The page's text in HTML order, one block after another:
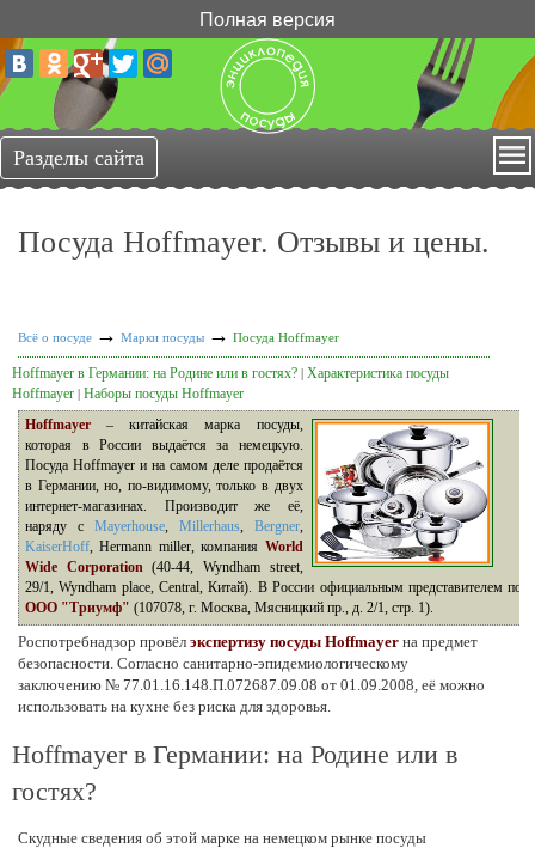
Полная версия
Посуда Hoffmayer. Отзывы и цены.
Всё о посуде → Марки посуды → Посуда Hoffmayer
Hoffmayer в Германии: на Родине или в гостях? | Характеристика посуды
Hoffmayer | Наборы посуды Hoffmayer
Hoffmayer – китайская марка посуды,
которая в России выдаётся за немецкую.
Посуда Hoffmayer и на самом деле продаётся
в Германии, но, по-видимому, только в двух
интернет-магазинах. Производит же её,
наряду с Mayerhouse, Millerhaus, Bergner,
KaiserHoff, Hermann miller, компания World
Wide Corporation(40-44, Wyndham street,
29/1, Wyndham place, Central, Китай). В России официальным представителем
OOO "Триумф" (107078, г. Москва, Мясницкий пр., д. 2/1, стр. 1).
Роспотребнадзор провёл экспертизу посуды Hoffmayer на предмет
безопасности. Согласно санитарно-эпидемиологическому
заключению № 77.01.16.148.П.072687.09.08 от 01.09.2008, её можно
использовать на кухне без риска для здоровья.
Hoffmayer в Германии: на Родине или в
гостях?
Скудные сведения об этой марке на немецком рынке посуды